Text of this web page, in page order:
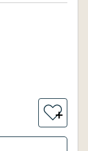
＋